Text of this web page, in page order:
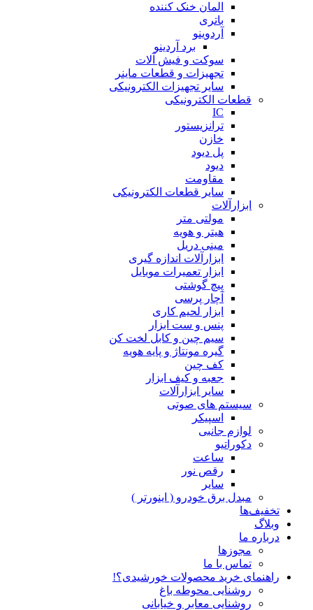
المان خنک کننده
باتری
آردوینو
برد آردینو
سوکت و فیش آلات
تجهیزات و قطعات ماینر
سایر تجهیزات الکترونیکی
قطعات الکترونیکی
IC
ترانزیستور
خازن
پل دیود
دیود
مقاومت
سایر قطعات الکترونیکی
ابزارآلات
مولتی متر
هیتر و هویه
مینی دریل
ابزارآلات اندازه گیری
ابزار تعمیرات موبایل
پیچ گوشتی
آچار پرسی
ابزار لحیم کاری
پنس و ست ابزار
سیم چین و کابل لخت کن
گیره مونتاژ و پایه هویه
کف چین
جعبه و کیف ابزار
سایر ابزارآلات
سیستم های صوتی
اسپیکر
لوازم جانبی
دکوراتیو
ساعت
رقص نور
سایر
مبدل برق خودرو ( اینورتر )
تخفیف‌ها
وبلاگ
درباره ما
مجوزها
تماس با ما
راهنمای خرید محصولات خورشیدی؟!
روشنایی محوطه باغ
روشنایی معابر و خیابانی